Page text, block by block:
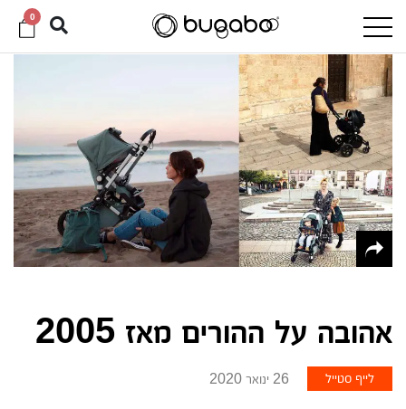
0
אהובה על ההורים מאז 2005
לייף סטייל 26 ינואר 2020